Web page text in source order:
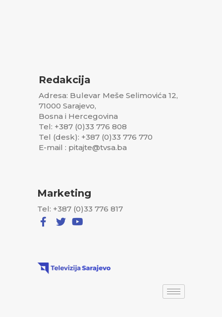
Redakcija
Adresa: Bulevar Meše Selimovića 12,
71000 Sarajevo,
Bosna i Hercegovina
Tel: +387 (0)33 776 808
Tel (desk): +387 (0)33 776 770
E-mail : pitajte@tvsa.ba
Marketing
Tel: +387 (0)33 776 817